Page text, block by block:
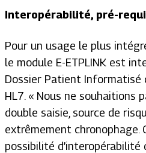
Interopérabilité, pré-
Pour un usage le plus
le module E-ETPLINK est
Dossier Patient Informatisé
HL7. « Nous ne souhaitions
double saisie, source de
extrêmement chronophage.
possibilité